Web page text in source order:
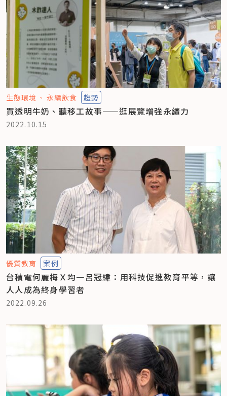
生態環境 永續飲食 趨勢
買透明牛奶、聽移工故事——逛展覽增強永續力
2022.10.15
優質教育 案例
台積電何麗梅Ｘ均一呂冠緯：用科技促進教育平等，讓
人人成為終身學習者
2022.09.26